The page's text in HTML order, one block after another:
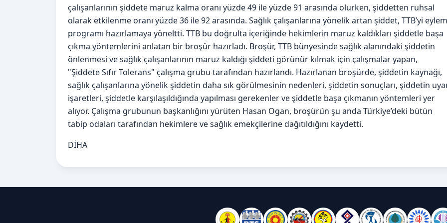
çalışanlarının şiddete maruz kalma oranı yüzde 49 ile yüzde 91 arasında olurken, şiddetten ruhsal
olarak etkilenme oranı yüzde 36 ile 92 arasında. Sağlık çalışanlarına yönelik artan şiddet, TTB’yi eylem
programı hazırlamaya yöneltti. TTB bu doğrulta içeriğinde hekimlerin maruz kaldıkları şiddetle başa
çıkma yöntemlerini anlatan bir broşür hazırladı. Broşür, TTB bünyesinde sağlık alanındaki şiddetin
önlenmesi ve sağlık çalışanlarının maruz kaldığı şiddeti görünür kılmak için çalışmalar yapan,
"Şiddete Sıfır Tolerans" çalışma grubu tarafından hazırlandı. Hazırlanan broşürde, şiddetin kaynağı,
sağlık çalışanlarına yönelik şiddetin daha sık görülmesinin nedenleri, şiddetin sonuçları, şiddetin
işaretleri, şiddetle karşılaşıldığında yapılması gerekenler ve şiddetle başa çıkmanın yöntemleri yer
alıyor. Çalışma grubunun başkanlığını yürüten Hasan Ogan, broşürün şu anda Türkiye’deki bütün
tabip odaları tarafından hekimlere ve sağlık emekçilerine dağıtıldığını kaydetti.
DİHA